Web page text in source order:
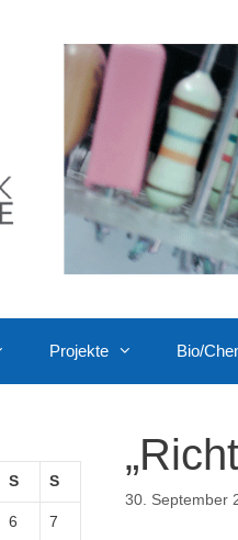
Projekte Bio/
30. September
S S
6 7